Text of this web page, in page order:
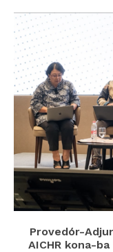
Provedór-
AICHR kona-